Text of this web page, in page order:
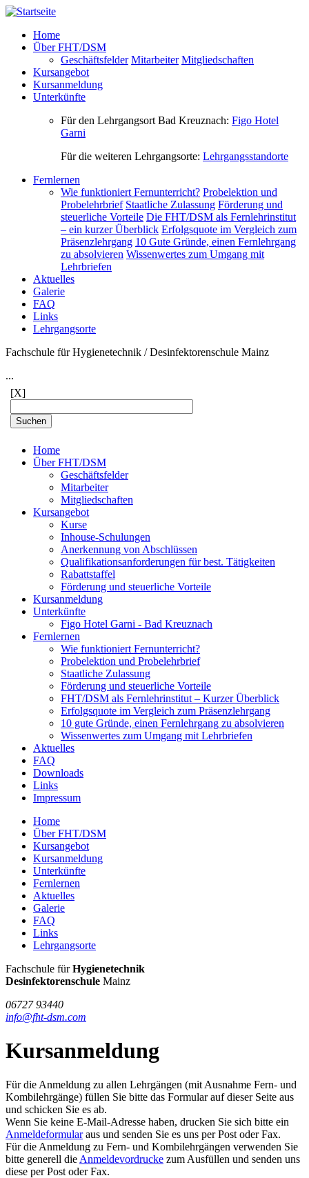
Direkt zum Inhalt
Home
Über FHT/DSM
Geschäftsfelder Mitarbeiter Mitgliedschaften
Kursangebot
Kursanmeldung
Unterkünfte
Für den Lehrgangsort Bad Kreuznach: Figo Hotel
Garni
Für die weiteren Lehrgangsorte: Lehrgangsstandorte
Fernlernen
Wie funktioniert Fernunterricht? Probelektion und
Probelehrbrief Staatliche Zulassung Förderung und
steuerliche Vorteile Die FHT/DSM als Fernlehrinstitut
– ein kurzer Überblick Erfolgsquote im Vergleich zum
Präsenzlehrgang 10 Gute Gründe, einen Fernlehrgang
zu absolvieren Wissenwertes zum Umgang mit
Lehrbriefen
Aktuelles
Galerie
FAQ
Links
Lehrgangsorte
Fachschule für Hygienetechnik / Desinfektorenschule Mainz
...
[X]
Home
Über FHT/DSM
Geschäftsfelder
Mitarbeiter
Mitgliedschaften
Kursangebot
Kurse
Inhouse-Schulungen
Anerkennung von Abschlüssen
Qualifikationsanforderungen für best. Tätigkeiten
Rabattstaffel
Förderung und steuerliche Vorteile
Kursanmeldung
Unterkünfte
Figo Hotel Garni - Bad Kreuznach
Fernlernen
Wie funktioniert Fernunterricht?
Probelektion und Probelehrbrief
Staatliche Zulassung
Förderung und steuerliche Vorteile
FHT/DSM als Fernlehrinstitut – Kurzer Überblick
Erfolgsquote im Vergleich zum Präsenzlehrgang
10 gute Gründe, einen Fernlehrgang zu absolvieren
Wissenwertes zum Umgang mit Lehrbriefen
Aktuelles
FAQ
Downloads
Links
Impressum
Hauptmenü
Home
Über FHT/DSM
Kursangebot
Kursanmeldung
Unterkünfte
Fernlernen
Aktuelles
Galerie
FAQ
Links
Lehrgangsorte
FHT
/
Fachschule fürHygienetechnik
Desinfektorenschule Mainz
06727 93440
info@fht-dsm.com
Kursanmeldung
Für die Anmeldung zu allen Lehrgängen (mit Ausnahme Fern- und
Kombilehrgänge) füllen Sie bitte das Formular auf dieser Seite aus
und schicken Sie es ab.
Wenn Sie keine E-Mail-Adresse haben, drucken Sie sich bitte ein
Anmeldeformularaus und senden Sie es uns per Post oder Fax.
Für die Anmeldung zu Fern- und Kombilehrgängen verwenden Sie
bitte generell die Anmeldevordrucke zum Ausfüllen und senden uns
diese per Post oder Fax.